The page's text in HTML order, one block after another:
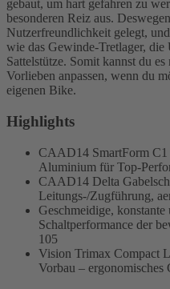
gebaut, um hart gefahren zu
besonderen Reiz aus.
Nutzerfreundlichkeit gelegt,
wie das Gewinde-Tretlager,
Sattelstütze. Somit kannst du
Vorlieben anpassen, wenn du
eigenen Bike.
Highlights
CAAD14 SmartForm
Aluminium für Top-
CAAD14 Delta
Leitungs-/Zugführung,
Geschmeidige,
Schaltperformance der
105
Vision Trimax Compact
Vorbau –